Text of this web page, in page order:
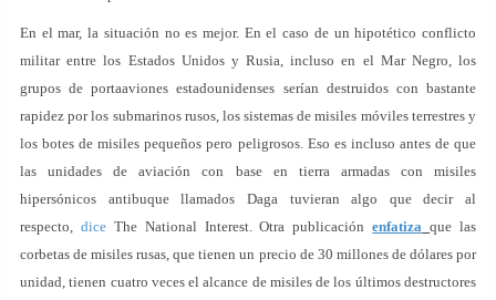
En el mar, la situación no es mejor. En el caso de un hipotético conflicto
militar entre los Estados Unidos y Rusia, incluso en el Mar Negro, los
grupos de portaaviones estadounidenses serían destruidos con bastante
rapidez por los submarinos rusos, los sistemas de misiles móviles terrestres y
los botes de misiles pequeños pero peligrosos. Eso es incluso antes de que
las unidades de aviación con base en tierra armadas con misiles
hipersónicos antibuque llamados Daga tuvieran algo que decir al
respecto, diceThe National Interest. Otra publicaciónenfatiza que las
corbetas de misiles rusas, que tienen un precio de 30 millones de dólares por
unidad, tienen cuatro veces el alcance de misiles de los últimos destructores